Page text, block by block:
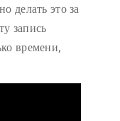
делать это за
запись
времени,